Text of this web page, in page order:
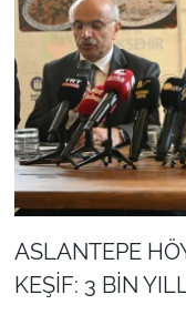
ASLANTEPE
KEŞİF: 3 BİN